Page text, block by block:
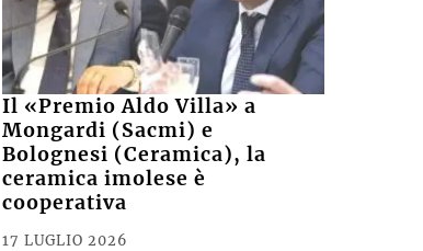
Il «Premio Aldo Villa» a
Mongardi (Sacmi) e
Bolognesi (Ceramica), la
ceramica imolese è
cooperativa
17 LUGLIO 2026